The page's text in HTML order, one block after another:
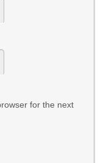
for the next